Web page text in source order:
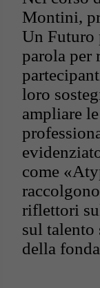
Montini,
Un Futuro
parola per
loro
ampliare
come
riflettori
sul talento
della